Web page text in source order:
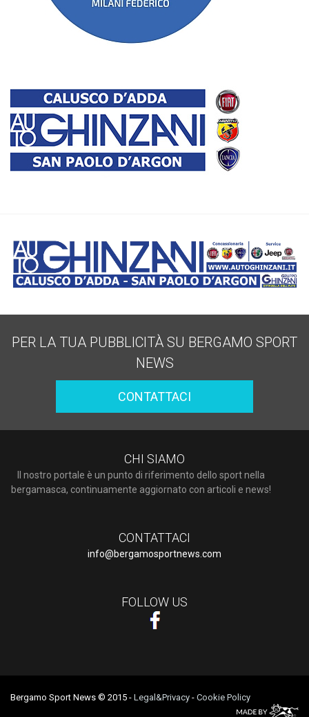
PER LA TUA PUBBLICITÀ SU BERGAMO SPORT
NEWS
CONTATTACI
CHI SIAMO
Il nostro portale è un punto di riferimento dello sport nella
bergamasca, continuamente aggiornato con articoli e news!
CONTATTACI
info@bergamosportnews.com
FOLLOW US
Bergamo Sport News © 2015 - Legal&Privacy - Cookie Policy